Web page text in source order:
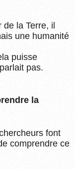
de la Terre, il
une humanité
puisse
pas.
la
font
comprendre ce